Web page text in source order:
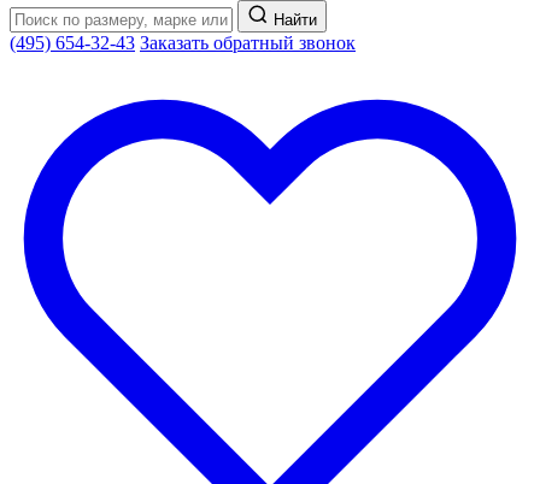
Найти
(495) 654-32-43 Заказать обратный звонок